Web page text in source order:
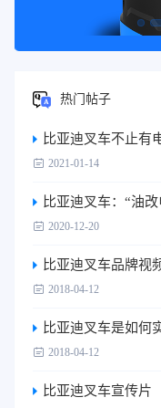
热门帖子
比亚迪叉车不止有
2021-01-14
比亚迪叉车：“油
2020-12-20
比亚迪叉车品牌视
2018-04-12
比亚迪叉车是如何
2018-04-12
比亚迪叉车宣传片